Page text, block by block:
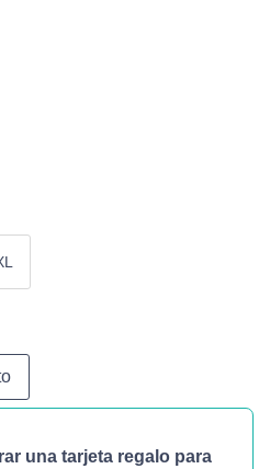
una tarjeta regalo para